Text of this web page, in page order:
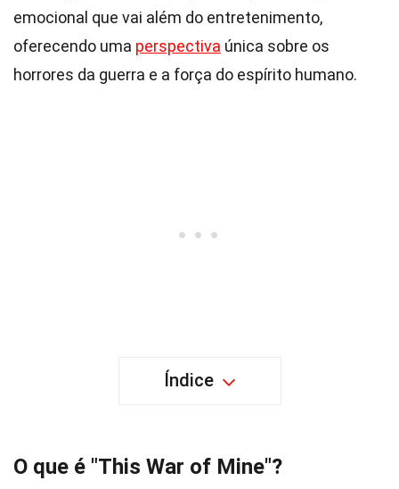
emocional que vai além do entretenimento,
oferecendo uma perspectiva única sobre os
horrores da guerra e a força do espírito humano.
Índice
O que é "This War of Mine"?